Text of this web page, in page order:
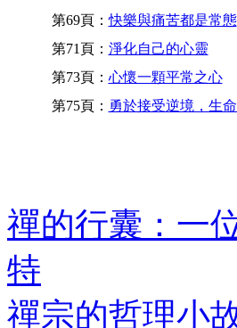
第69頁：快樂與痛苦都是常態
第71頁： 淨化自己的心靈
第73頁： 心懷一顆平常之心
第75頁： 勇於接受逆境，生
禪的行囊：一
特
禪宗的哲理小